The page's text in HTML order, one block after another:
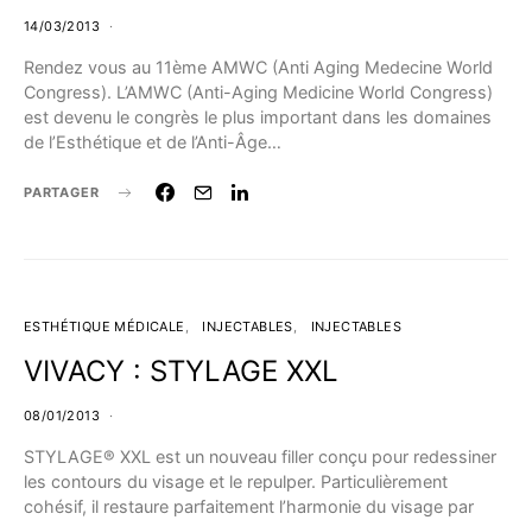
14/03/2013
Rendez vous au 11ème AMWC (Anti Aging Medecine World
Congress). L’AMWC (Anti-Aging Medicine World Congress)
est devenu le congrès le plus important dans les domaines
de l’Esthétique et de l’Anti-Âge…
PARTAGER
ESTHÉTIQUE MÉDICALE INJECTABLES INJECTABLES
VIVACY : STYLAGE XXL
08/01/2013
STYLAGE® XXL est un nouveau filler conçu pour redessiner
les contours du visage et le repulper. Particulièrement
cohésif, il restaure parfaitement l’harmonie du visage par